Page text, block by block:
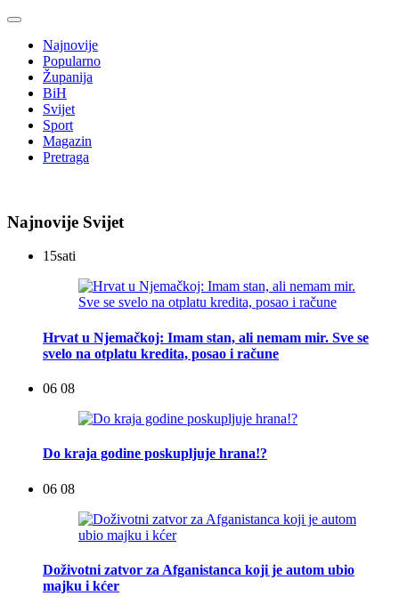
Najnovije
Popularno
Županija
BiH
Svijet
Sport
Magazin
Pretraga
Najnovije Svijet
15sati
Hrvat u Njemačkoj: Imam stan, ali nemam mir. Sve se
svelo na otplatu kredita, posao i račune
06 08
Do kraja godine poskupljuje hrana!?
06 08
Doživotni zatvor za Afganistanca koji je autom ubio
majku i kćer